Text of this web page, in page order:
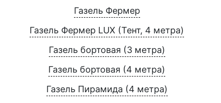
Газель Фермер
Газель Фермер LUX (Тент, 4 метра)
Газель бортовая (3 метра)
Газель бортовая (4 метра)
Газель Пирамида (4 метра)